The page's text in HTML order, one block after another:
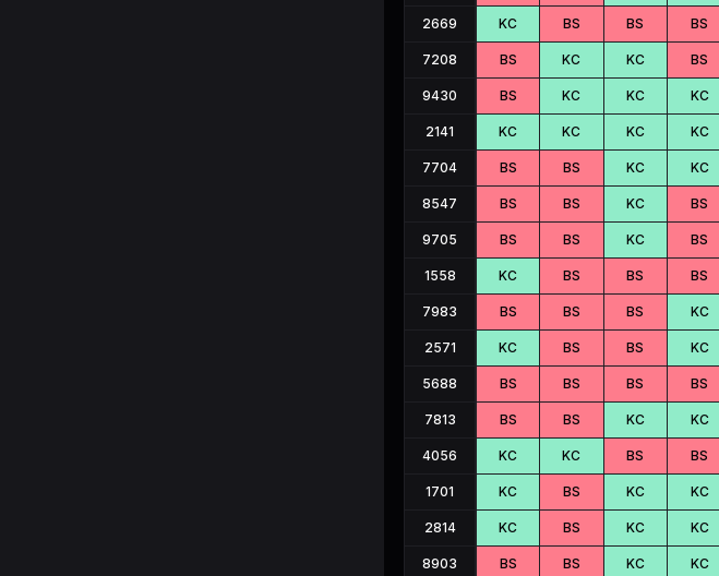
2669
7208
9430
2141
7704
8547
9705
1558
7983
2571
5688
7813
4056
1701
2814
8903
KC BS BS BS
BS KC KC BS
BS KC KC KC
KC KC KC KC
BS BS KC KC
BS BS KC BS
BS BS KC BS
KC BS BS BS
BS BS BS KC
KC BS BS KC
BS BS BS BS
BS BS KC KC
KC KC BS BS
KC BS KC KC
KC BS KC KC
BS BS KC KC